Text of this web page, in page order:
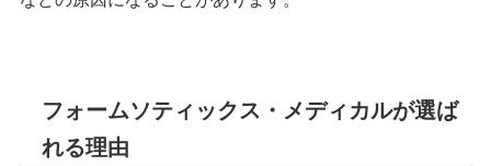
フォームソティックス・メディカルが選ば
れる理由